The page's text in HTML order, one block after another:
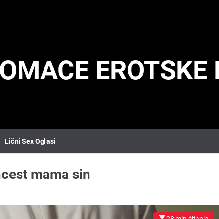
EROTSKE
Lični Sex Oglasi
mama sin